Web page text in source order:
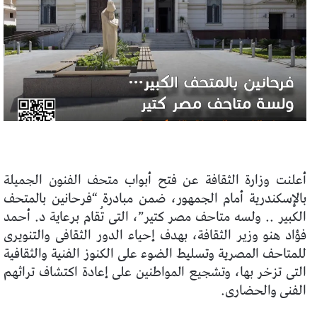
أعلنت وزارة الثقافة عن فتح أبواب متحف الفنون الجميلة
بالإسكندرية أمام الجمهور، ضمن مبادرة “فرحانين بالمتحف
الكبير .. ولسه متاحف مصر كتير”، التى تُقام برعاية د. أحمد
فؤاد هنو وزير الثقافة، بهدف إحياء الدور الثقافى والتنويرى
للمتاحف المصرية وتسليط الضوء على الكنوز الفنية والثقافية
التى تزخر بها، وتشجيع المواطنين على إعادة اكتشاف تراثهم
الفنى والحضارى.